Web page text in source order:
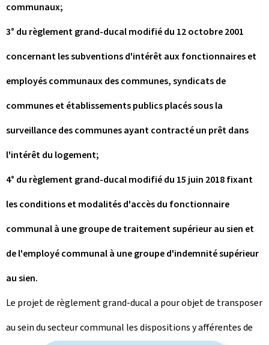
communaux;
3° du règlement grand-ducal modifié du 12 octobre 2001
concernant les subventions d'intérêt aux fonctionnaires et
employés communaux des communes, syndicats de
communes et établissements publics placés sous la
surveillance des communes ayant contracté un prêt dans
l'intérêt du logement;
4° du règlement grand-ducal modifié du 15 juin 2018 fixant
les conditions et modalités d'accès du fonctionnaire
communal à une groupe de traitement supérieur au sien et
de l'employé communal à une groupe d'indemnité supérieur
au sien.
Le projet de règlement grand-ducal a pour objet de transposer
au sein du secteur communal les dispositions y afférentes de